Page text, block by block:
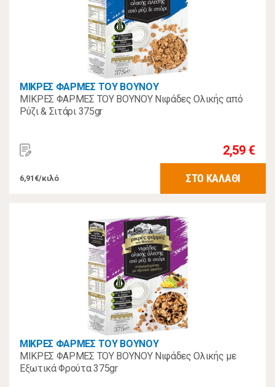
ΜΙΚΡΕΣ ΦΑΡΜΕΣ ΤΟΥ ΒΟΥΝΟΥ
ΜΙΚΡΕΣ ΦΑΡΜΕΣ ΤΟΥ ΒΟΥΝΟΥ Νιφάδες Ολικής από
Ρύζι & Σιτάρι 375gr
2,59 €
6,91€/κιλό ΣΤΟ ΚΑΛΑΘΙ
ΜΙΚΡΕΣ ΦΑΡΜΕΣ ΤΟΥ ΒΟΥΝΟΥ
ΜΙΚΡΕΣ ΦΑΡΜΕΣ ΤΟΥ ΒΟΥΝΟΥ Νιφάδες Ολικής με
Εξωτικά Φρούτα 375gr